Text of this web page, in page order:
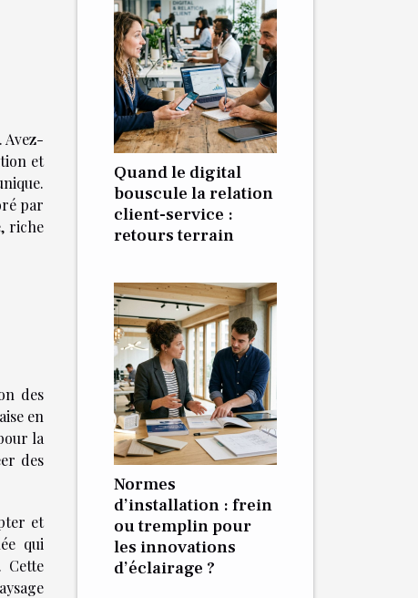
Avez-
et
par
riche
des
en
la
des
et
qui
Cette
Quand le digital
bouscule la relation
client-service :
retours terrain
Normes
d’installation : frein
ou tremplin pour
les innovations
d’éclairage ?